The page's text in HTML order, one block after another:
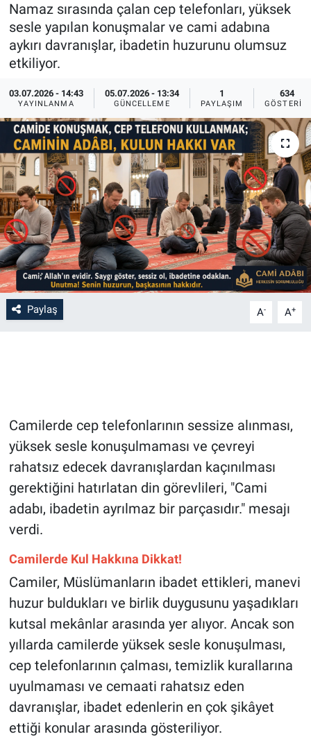
Namaz sırasında çalan cep telefonları, yüksek
sesle yapılan konuşmalar ve cami adabına
aykırı davranışlar, ibadetin huzurunu olumsuz
etkiliyor.
03.07.2026 - 14:43
YAYINLANMA
05.07.2026 - 13:34
GÜNCELLEME
1
PAYLAŞIM
634
GÖSTERIM
Paylaş A- A+
Camilerde cep telefonlarının sessize alınması,
yüksek sesle konuşulmaması ve çevreyi
rahatsız edecek davranışlardan kaçınılması
gerektiğini hatırlatan din görevlileri, "Cami
adabı, ibadetin ayrılmaz bir parçasıdır." mesajı
verdi.
Camilerde Kul Hakkına Dikkat!
Camiler, Müslümanların ibadet ettikleri, manevi
huzur buldukları ve birlik duygusunu yaşadıkları
kutsal mekânlar arasında yer alıyor. Ancak son
yıllarda camilerde yüksek sesle konuşulması,
cep telefonlarının çalması, temizlik kurallarına
uyulmaması ve cemaati rahatsız eden
davranışlar, ibadet edenlerin en çok şikâyet
ettiği konular arasında gösteriliyor.
Sağlık
Yerel
Genel
Asayiş
İlan - Duyuru- Mesaj
Türkiye Gündemi
Sizden Gelenler
Yaşam
Sağlık
Eğitim
Kültür
3.Sayfa
Medya
Kayseri
Niğde
Aksaray
Kırşehir
Yerel
Genel
Asayiş
Politika
İlan - Duyuru- Mesaj
Türkiye Gündemi
Sizden Gelenler